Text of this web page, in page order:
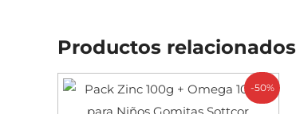
Productos relacionados
-50%